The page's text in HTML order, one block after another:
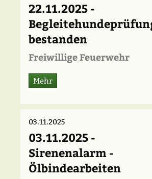
22.11.2025 -
bestanden
Freiwillige Feuerwehr
Mehr
03.11.2025
03.11.2025 -
Sirenenalarm -
Ölbindearbeiten